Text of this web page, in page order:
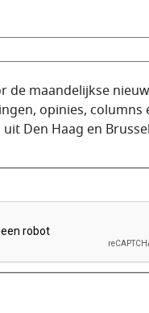
de abonnee.
de maandelijkse
opinies, columns
Den Haag en
om te controleren dat